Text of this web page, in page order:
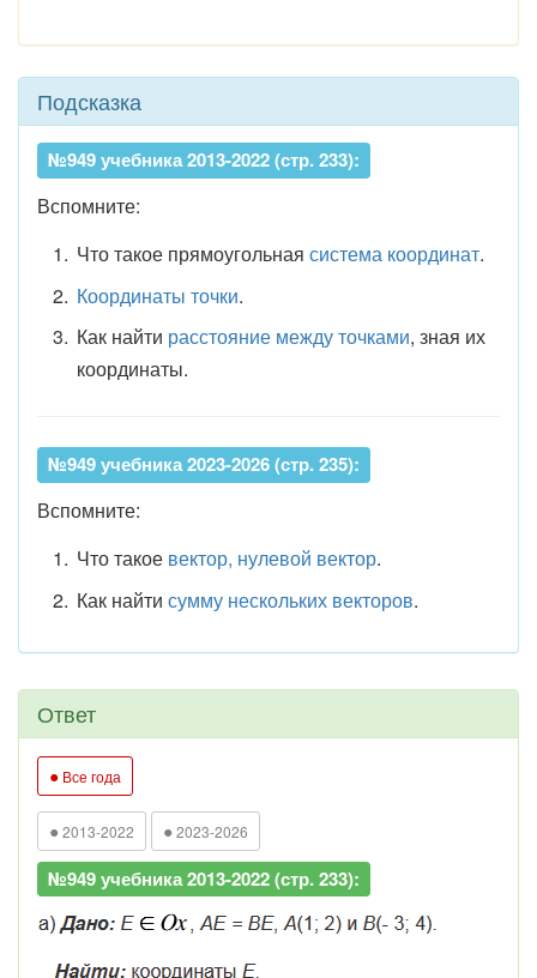
Подсказка
№949 учебника 2013-2022 (стр. 233):
Вспомните:
Что такое прямоугольная система координат.
Координаты точки.
Как найти расстояние между точками, зная их
координаты.
№949 учебника 2023-2026 (стр. 235):
Вспомните:
Что такое вектор, нулевой вектор.
Как найти сумму нескольких векторов.
Ответ
● Все года
● 2013-2022 ● 2023-2026
№949 учебника 2013-2022 (стр. 233):